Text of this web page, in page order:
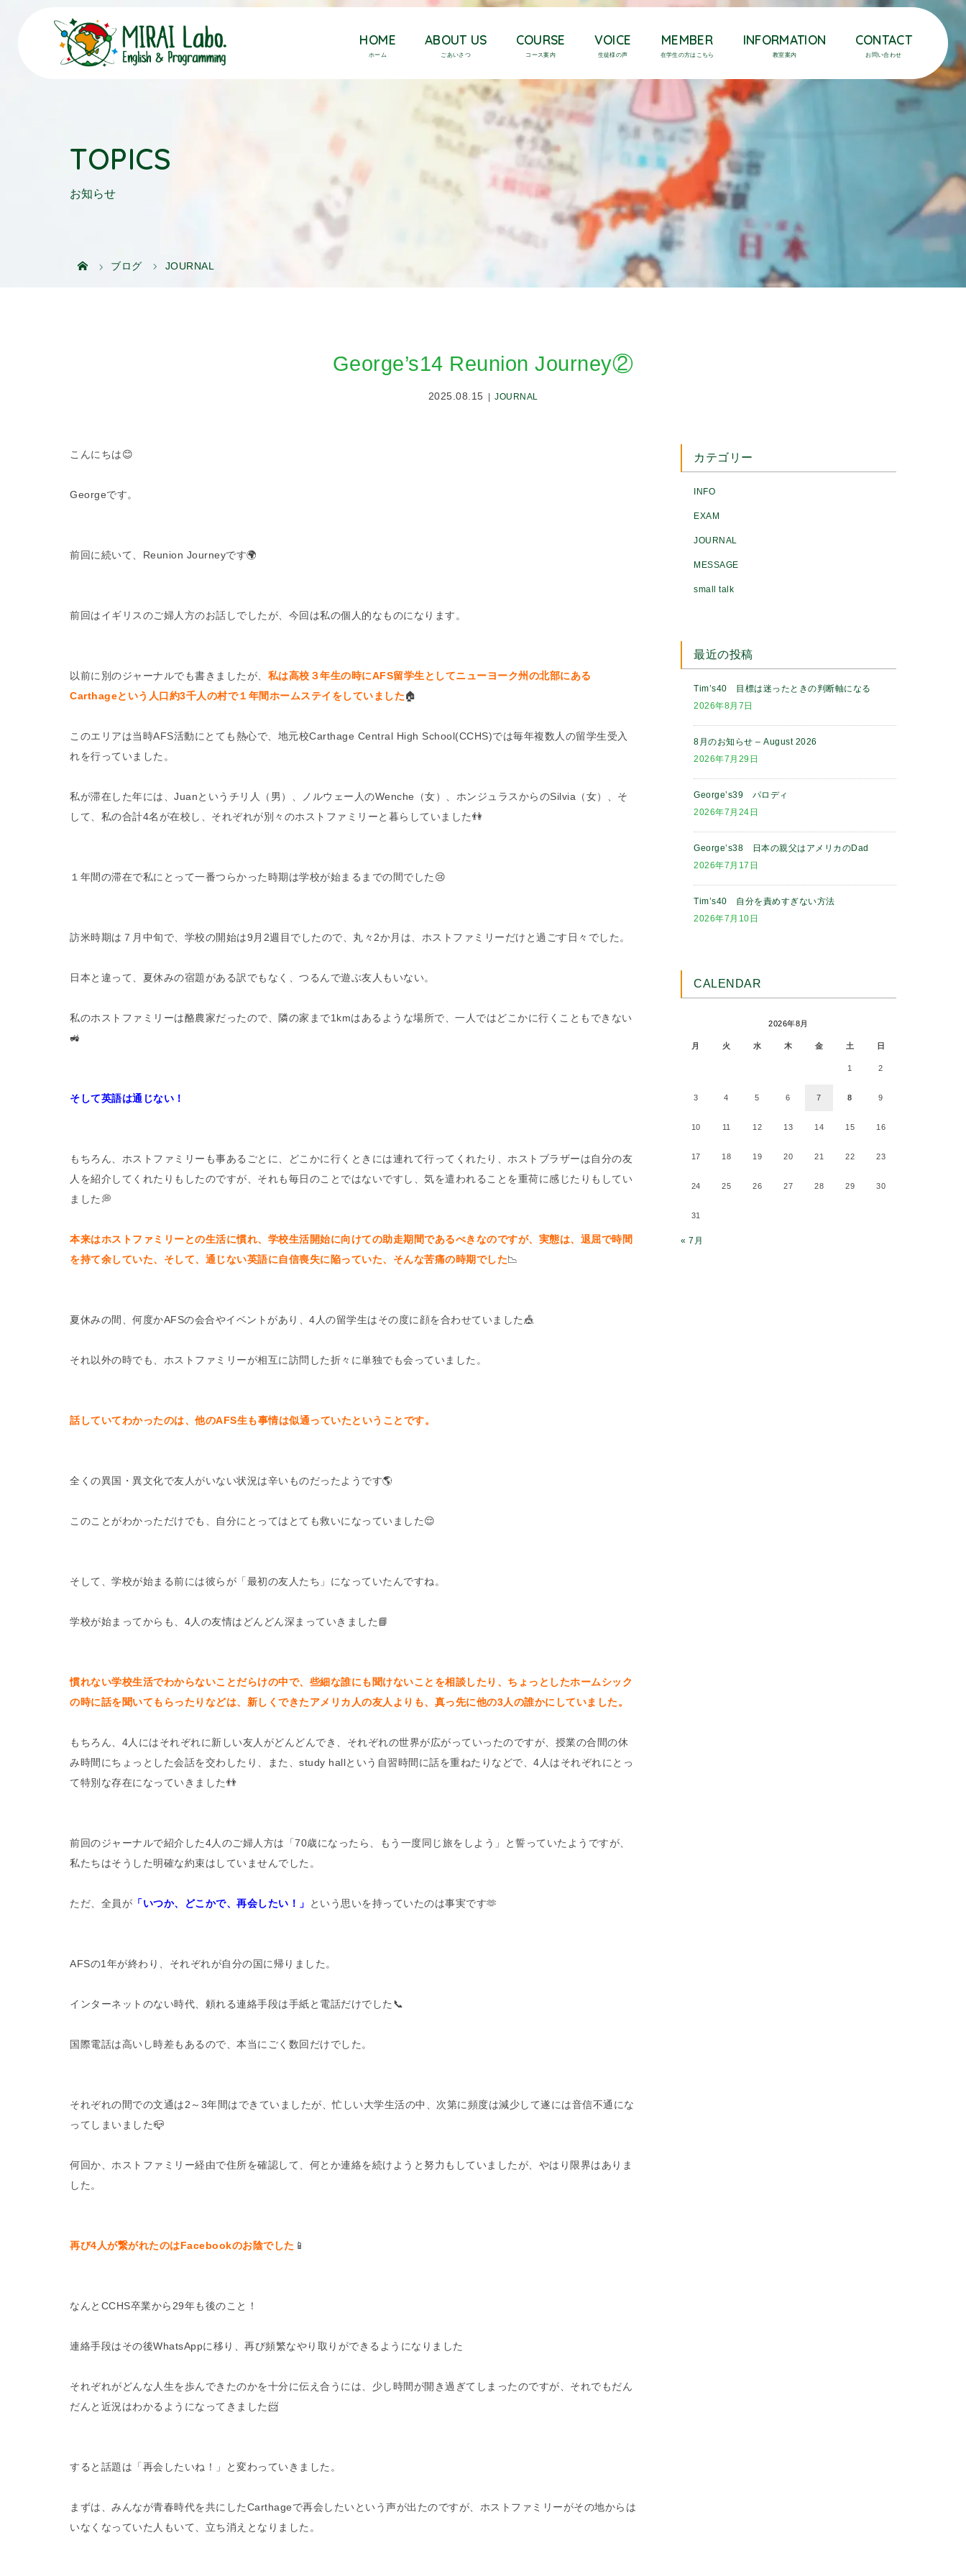
HOME ABOUT US COURSE VOICE MEMBER INFORMATION CONTACT
TOPICS
お知らせ
ブログ JOURNAL
George’s14 Reunion Journey②
2025.08.15 JOURNAL
こんにちは😊
Georgeです。
前回に続いて、Reunion Journeyです🌍
前回はイギリスのご婦人方のお話しでしたが、今回は私の個人的なものになります。
以前に別のジャーナルでも書きましたが、 私は高校３年生の時にAFS留学生としてニューヨーク州の北部にある
Carthageという人口約3千人の村で１年間ホームステイをしていました🏠
このエリアは当時AFS活動にとても熱心で、地元校Carthage Central High School(CCHS)では毎年複数人の留学生受入
れを行っていました。
私が滞在した年には、Juanというチリ人（男）、ノルウェー人のWenche（女）、ホンジュラスからのSilvia（女）、そ
して、私の合計4名が在校し、それぞれが別々のホストファミリーと暮らしていました👫
１年間の滞在で私にとって一番つらかった時期は学校が始まるまでの間でした😢
訪米時期は７月中旬で、学校の開始は9月2週目でしたので、丸々2か月は、ホストファミリーだけと過ごす日々でした。
日本と違って、夏休みの宿題がある訳でもなく、つるんで遊ぶ友人もいない。
私のホストファミリーは酪農家だったので、隣の家まで1kmはあるような場所で、一人ではどこかに行くこともできない
🚜
そして英語は通じない！
もちろん、ホストファミリーも事あるごとに、どこかに行くときには連れて行ってくれたり、ホストブラザーは自分の友
人を紹介してくれたりもしたのですが、それも毎日のことではないですし、気を遣われることを重荷に感じたりもしてい
ました💭
本来はホストファミリーとの生活に慣れ、学校生活開始に向けての助走期間であるべきなのですが、実態は、退屈で時間
を持て余していた、そして、通じない英語に自信喪失に陥っていた、そんな苦痛の時期でした📉
夏休みの間、何度かAFSの会合やイベントがあり、4人の留学生はその度に顔を合わせていました🎪
それ以外の時でも、ホストファミリーが相互に訪問した折々に単独でも会っていました。
話していてわかったのは、他のAFS生も事情は似通っていたということです。
全くの異国・異文化で友人がいない状況は辛いものだったようです🌎
このことがわかっただけでも、自分にとってはとても救いになっていました😌
そして、学校が始まる前には彼らが「最初の友人たち」になっていたんですね。
学校が始まってからも、4人の友情はどんどん深まっていきました📘
慣れない学校生活でわからないことだらけの中で、些細な誰にも聞けないことを相談したり、ちょっとしたホームシック
の時に話を聞いてもらったりなどは、新しくできたアメリカ人の友人よりも、真っ先に他の3人の誰かにしていました。
もちろん、4人にはそれぞれに新しい友人がどんどんでき、それぞれの世界が広がっていったのですが、授業の合間の休
み時間にちょっとした会話を交わしたり、また、study hallという自習時間に話を重ねたりなどで、4人はそれぞれにとっ
て特別な存在になっていきました👬
前回のジャーナルで紹介した4人のご婦人方は「70歳になったら、もう一度同じ旅をしよう」と誓っていたようですが、
私たちはそうした明確な約束はしていませんでした。
ただ、全員が 「いつか、どこかで、再会したい！」 という思いを持っていたのは事実です🫶
AFSの1年が終わり、それぞれが自分の国に帰りました。
インターネットのない時代、頼れる連絡手段は手紙と電話だけでした📞
国際電話は高いし時差もあるので、本当にごく数回だけでした。
それぞれの間での文通は2～3年間はできていましたが、忙しい大学生活の中、次第に頻度は減少して遂には音信不通にな
ってしまいました📪
何回か、ホストファミリー経由で住所を確認して、何とか連絡を続けようと努力もしていましたが、やはり限界はありま
した。
再び4人が繋がれたのはFacebookのお陰でした 📱
なんとCCHS卒業から29年も後のこと！
連絡手段はその後WhatsAppに移り、再び頻繁なやり取りができるようになりました
それぞれがどんな人生を歩んできたのかを十分に伝え合うには、少し時間が開き過ぎてしまったのですが、それでもだん
だんと近況はわかるようになってきました📨
すると話題は「再会したいね！」と変わっていきました。
まずは、みんなが青春時代を共にしたCarthageで再会したいという声が出たのですが、ホストファミリーがその地からは
いなくなっていた人もいて、立ち消えとなりました。
カテゴリー
INFO
EXAM
JOURNAL
MESSAGE
small talk
最近の投稿
Tim’s40 目標は迷ったときの判断軸になる
2026年8月7日
8月のお知らせ – August 2026
2026年7月29日
George’s39 パロディ
2026年7月24日
George’s38 日本の親父はアメリカのDad
2026年7月17日
Tim’s40 自分を責めすぎない方法
2026年7月10日
CALENDAR
2026年8月
月 火 水 木 金 土 日
1 2
3 4 5 6 7 8 9
10 11 12 13 14 15 16
17 18 19 20 21 22 23
24 25 26 27 28 29 30
31
« 7月